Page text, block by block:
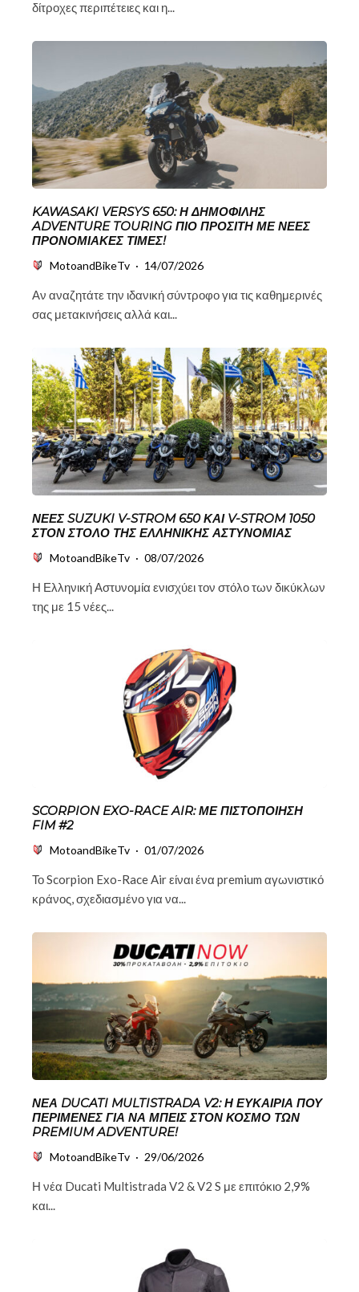
δίτροχες περιπέτειες και η...
KAWASAKI VERSYS 650: Η ΔΗΜΟΦΙΛΉΣ
ADVENTURE TOURING ΠΙΟ ΠΡΟΣΙΤΉ ΜΕ ΝΈΕΣ
ΠΡΟΝΟΜΙΑΚΈΣ ΤΙΜΈΣ!
MotoandBikeTv · 14/07/2026
Αν αναζητάτε την ιδανική σύντροφο για τις καθημερινές
σας μετακινήσεις αλλά και...
ΝΈΕΣ SUZUKI V-STROM 650 ΚΑΙ V-STROM 1050
ΣΤΟΝ ΣΤΌΛΟ ΤΗΣ ΕΛΛΗΝΙΚΉΣ ΑΣΤΥΝΟΜΊΑΣ
MotoandBikeTv · 08/07/2026
Η Ελληνική Αστυνομία ενισχύει τον στόλο των δικύκλων
της με 15 νέες...
SCORPION EXO-RACE AIR: ΜΕ ΠΙΣΤΟΠΟΊΗΣΗ
FIM #2
MotoandBikeTv · 01/07/2026
Το Scorpion Exo-Race Air είναι ένα premium αγωνιστικό
κράνος, σχεδιασμένο για να...
ΝΈΑ DUCATI MULTISTRADA V2: Η ΕΥΚΑΙΡΊΑ ΠΟΥ
ΠΕΡΊΜΕΝΕΣ ΓΙΑ ΝΑ ΜΠΕΙΣ ΣΤΟΝ ΚΌΣΜΟ ΤΩΝ
PREMIUM ADVENTURE!
MotoandBikeTv · 29/06/2026
Η νέα Ducati Multistrada V2 & V2 S με επιτόκιο 2,9%
και...